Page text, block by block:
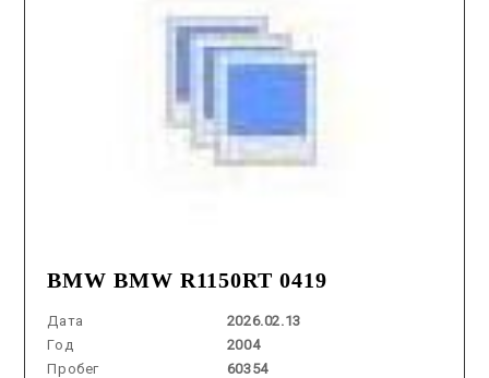
BMW BMW R1150RT 0419
Дата
2026.02.13
Год
2004
Пробег
60354